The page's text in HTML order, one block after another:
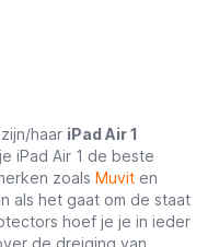
haar iPad Air 1
iPad Air 1 de beste
zoals Muvit en
als het gaat om de staat
hoef je je in ieder